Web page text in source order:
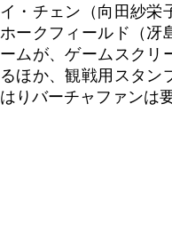
イ・チェン（向田紗栄
ホークフィールド（冴
ームが、ゲームスクリ
るほか、観戦用スタン
はりバーチャファンは